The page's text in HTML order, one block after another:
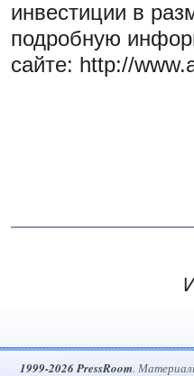
инвестиции в
подробную
сайте: http://
1999-2026 PressRoom.